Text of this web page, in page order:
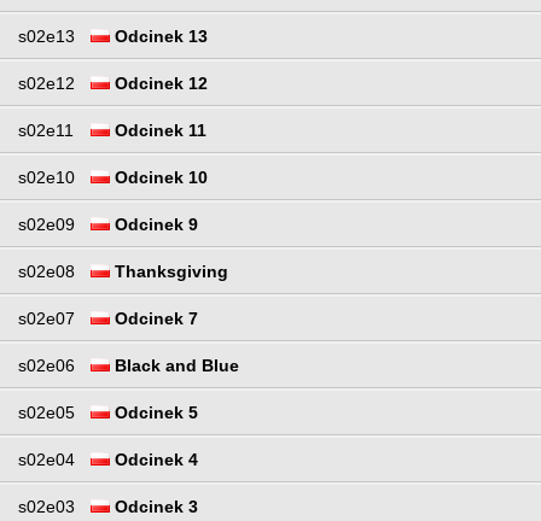
s02e13 Odcinek 13
s02e12 Odcinek 12
s02e11 Odcinek 11
s02e10 Odcinek 10
s02e09 Odcinek 9
s02e08 Thanksgiving
s02e07 Odcinek 7
s02e06 Black and Blue
s02e05 Odcinek 5
s02e04 Odcinek 4
s02e03 Odcinek 3